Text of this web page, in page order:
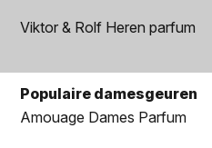
Viktor & Rolf Heren parfum
Populaire damesgeuren
Amouage Dames Parfum